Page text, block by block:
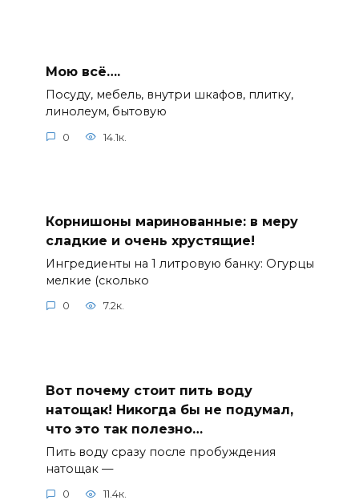
Мою всё….
Посуду, мебель, внутри шкафов, плитку,
линолеум, бытовую
0 14.1к.
Корнишоны маринованные: в меру
сладкие и очень хрустящие!
Ингредиенты на 1 литровую банку: Огурцы
мелкие (сколько
0 7.2к.
Вот почему стоит пить воду
натощак! Никогда бы не подумал,
что это так полезно…
Пить воду сразу после пробуждения
натощак —
0 11.4к.